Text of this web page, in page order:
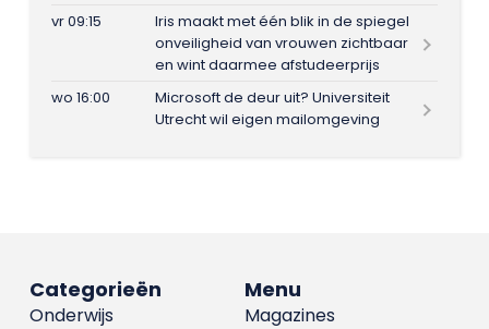
vr 09:15
Iris maakt met één blik in de spiegel
onveiligheid van vrouwen zichtbaar
en wint daarmee afstudeerprijs
wo 16:00
Microsoft de deur uit? Universiteit
Utrecht wil eigen mailomgeving
Menu
Magazines
Categorieën
Onderwijs